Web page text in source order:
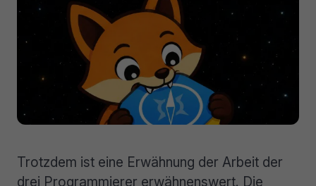
Trotzdem ist eine Erwähnung der Arbeit der
drei Programmierer erwähnenswert. Die